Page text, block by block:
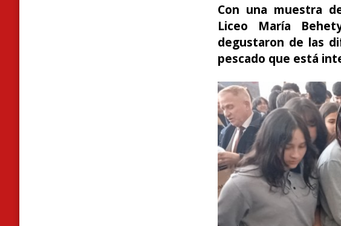
Con una muestra
Liceo María
degustaron de las
pescado que está